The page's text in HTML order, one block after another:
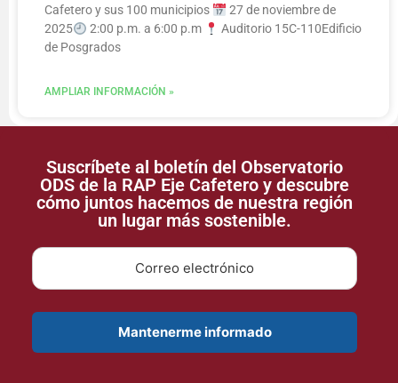
Cafetero y sus 100 municipios
27 de noviembre de
2025
2:00 p.m. a 6:00 p.m
Auditorio 15C-110Edificio
de Posgrados
AMPLIAR INFORMACIÓN »
Suscríbete al boletín del Observatorio
ODS de la RAP Eje Cafetero y descubre
cómo juntos hacemos de nuestra región
un lugar más sostenible.